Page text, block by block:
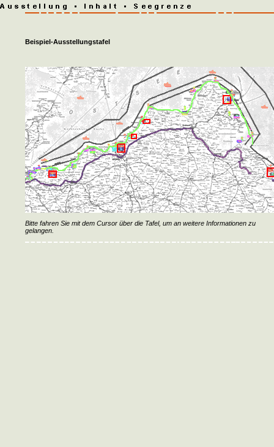
Beispiel-Ausstellungstafel
Bitte fahren Sie mit dem Cursor über die Tafel, um an weitere Informationen zu
gelangen.